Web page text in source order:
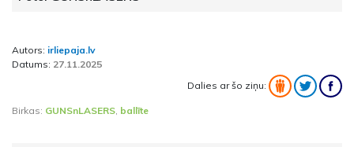
Autors: irliepaja.lv
Datums: 27.11.2025
Dalies ar šo ziņu:
Birkas: GUNSnLASERS ballīte